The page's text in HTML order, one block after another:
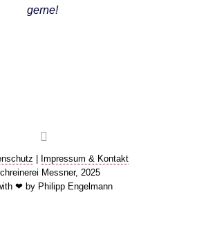
gerne!
FALTTÜREN
EICHE
Impressum & Kontakt
Messner, 2025
❤ by Philipp Engelmann